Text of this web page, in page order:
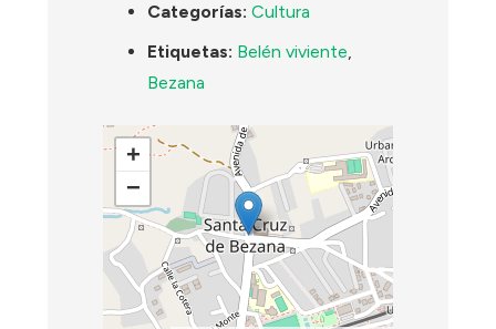
Categorías: Cultura
Etiquetas: Belén viviente,
Bezana
+
−